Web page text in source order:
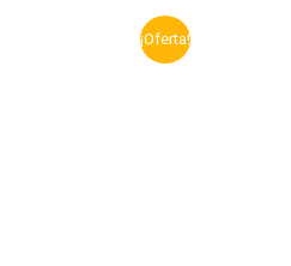
¡Oferta!